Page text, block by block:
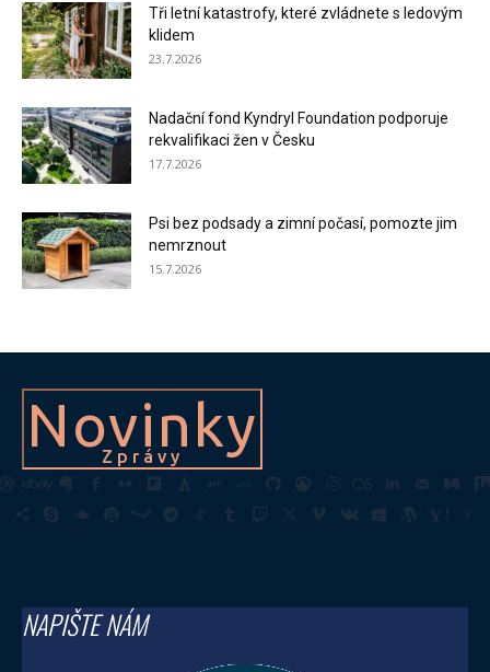
Tři letní katastrofy, které zvládnete s ledovým
klidem
23.7.2026
Nadační fond Kyndryl Foundation podporuje
rekvalifikaci žen v Česku
17.7.2026
Psi bez podsady a zimní počasí, pomozte jim
nemrznout
15.7.2026
Novinky
Zprávy
NAPIŠTE NÁM